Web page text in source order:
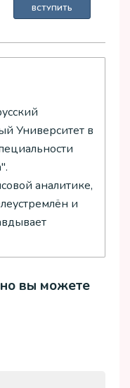
ВСТУПИТЬ
Университет в
аналитике,
и
вы можете